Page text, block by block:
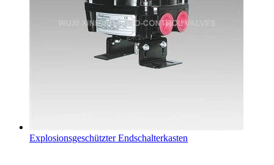
Explosionsgeschützter Endschalterkasten